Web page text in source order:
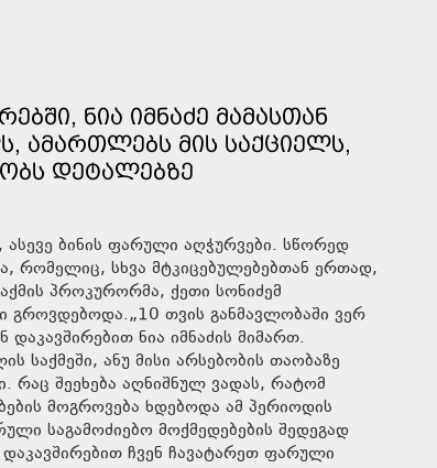
ᲜᲘᲐ ᲘᲛᲜᲐᲫᲔ ᲛᲐᲛᲐᲡᲗᲐᲜ
ᲐᲛᲐᲠᲗᲚᲔᲑᲡ ᲛᲘᲡ ᲡᲐᲥᲪᲘᲔᲚᲡ,
ᲓᲔᲢᲐᲚᲔᲑᲖᲔ
ბინის ფარული აღჭურვები. სწორედ
რომელიც, სხვა მტკიცებულებებთან ერთად,
პროკურორმა, ქეთი სონიძემ
გროვდებოდა.„10 თვის განმავლობაში ვერ
ნია იმნაძის მიმართ.
საქმეში, ანუ მისი არსებობის თაობაზე
რაც შეეხება აღნიშნულ ვადას, რატომ
მოგროვება ხდებოდა ამ პერიოდის
საგამოძიებო მოქმედებების შედეგად
ჩვენ ჩავატარეთ ფარული